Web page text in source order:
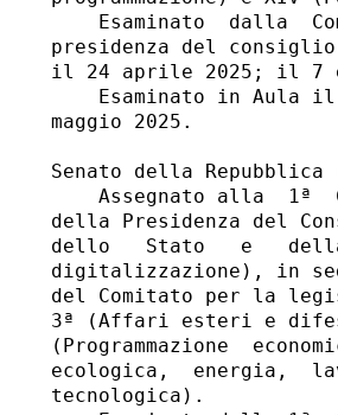
Esaminato  dalla
presidenza del
il 24 aprile 2025; il 7
Esaminato in Aula
maggio 2025.
Senato della
Assegnato alla  1ª
della Presidenza del
dello   Stato   e
digitalizzazione), in
del Comitato per la
3ª (Affari esteri e
(Programmazione
ecologica,  energia,
tecnologica).